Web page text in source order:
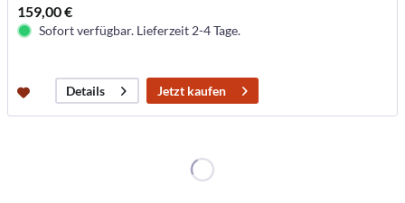
159,00 €
Sofort verfügbar. Lieferzeit 2-4 Tage.
Details Jetzt kaufen